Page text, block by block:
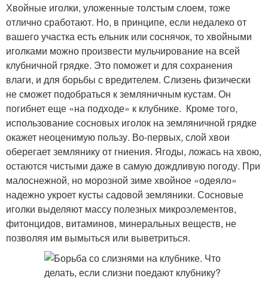
Хвойные иголки, уложенные толстым слоем, тоже
отлично сработают. Но, в принципе, если недалеко от
вашего участка есть ельник или соснячок, то хвойными
иголками можно произвести мульчирование на всей
клубничной грядке. Это поможет и для сохранения
влаги, и для борьбы с вредителем. Слизень физически
не сможет подобраться к земляничным кустам. Он
погибнет еще «на подходе» к клубнике. Кроме того,
использование сосновых иголок на земляничной грядке
окажет неоценимую пользу. Во-первых, слой хвои
оберегает землянику от гниения. Ягоды, ложась на хвою,
остаются чистыми даже в самую дождливую погоду. При
малоснежной, но морозной зиме хвойное «одеяло»
надежно укроет кусты садовой земляники. Сосновые
иголки выделяют массу полезных микроэлементов,
фитонцидов, витаминов, минеральных веществ, не
позволяя им вымыться или выветриться.